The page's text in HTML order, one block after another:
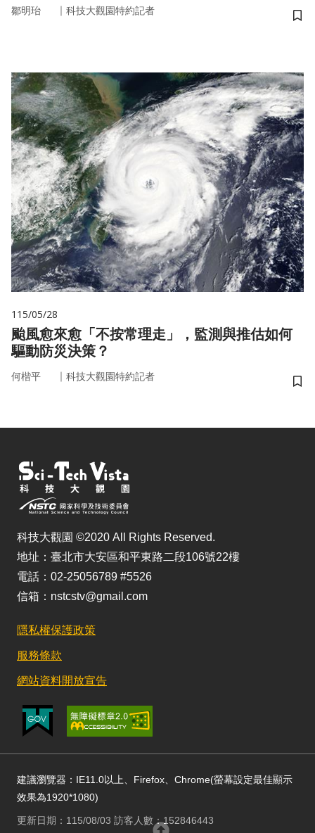
鄒明珆 ｜ 科技大觀園特約記者
儲
115/05/28
颱風愈來愈「不按常理走」，監測與推估如何
驅動防災決策？
何楷平 ｜ 科技大觀園特約記者
儲
科技大觀園 ©2020 All Rights Reserved.
地址：臺北市大安區和平東路二段106號22樓
電話：02-25056789 #5526
信箱：nstcstv@gmail.com
隱私權保護政策
服務條款
網站資料開放宣告
建議瀏覽器：IE11.0以上、Firefox、Chrome(螢幕設定最佳顯示
效果為1920*1080)
更新日期：115/08/03 訪客人數：152846443